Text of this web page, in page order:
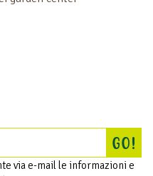
GO!
via e-mail le informazioni e